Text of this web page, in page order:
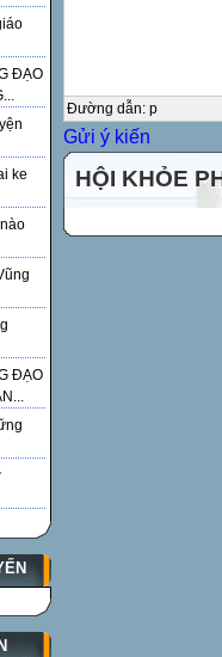
ĐẠO
ke
ĐẠO
Đường dẫn: p
Gửi ý kiến
HỘI KHỎE